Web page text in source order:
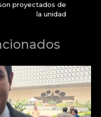
proyectados de
la unidad